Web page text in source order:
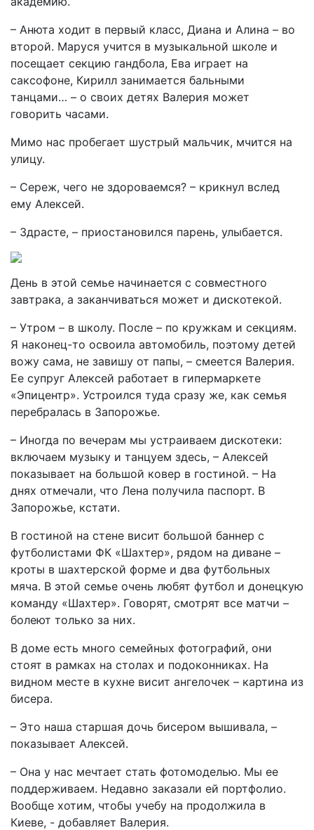
– Анюта ходит в первый класс, Диана и Алина – во
второй. Маруся учится в музыкальной школе и
посещает секцию гандбола, Ева играет на
саксофоне, Кирилл занимается бальными
танцами… – о своих детях Валерия может
говорить часами.
Мимо нас пробегает шустрый мальчик, мчится на
улицу.
– Сереж, чего не здороваемся? – крикнул вслед
ему Алексей.
– Здрасте, – приостановился парень, улыбается.
День в этой семье начинается с совместного
завтрака, а заканчиваться может и дискотекой.
– Утром – в школу. После – по кружкам и секциям.
Я наконец-то освоила автомобиль, поэтому детей
вожу сама, не завишу от папы, – смеется Валерия.
Ее супруг Алексей работает в гипермаркете
«Эпицентр». Устроился туда сразу же, как семья
перебралась в Запорожье.
– Иногда по вечерам мы устраиваем дискотеки:
включаем музыку и танцуем здесь, – Алексей
показывает на большой ковер в гостиной. – На
днях отмечали, что Лена получила паспорт. В
Запорожье, кстати.
В гостиной на стене висит большой баннер с
футболистами ФК «Шахтер», рядом на диване –
кроты в шахтерской форме и два футбольных
мяча. В этой семье очень любят футбол и донецкую
команду «Шахтер». Говорят, смотрят все матчи –
болеют только за них.
В доме есть много семейных фотографий, они
стоят в рамках на столах и подоконниках. На
видном месте в кухне висит ангелочек – картина из
бисера.
– Это наша старшая дочь бисером вышивала, –
показывает Алексей.
– Она у нас мечтает стать фотомоделью. Мы ее
поддерживаем. Недавно заказали ей портфолио.
Вообще хотим, чтобы учебу на продолжила в
Киеве, - добавляет Валерия.